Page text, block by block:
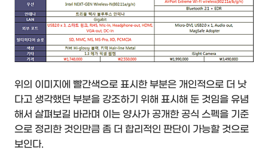
위의 이미지에 빨간색으로 표시한 부분은 개인적으로 더 낫
다고 생각했던 부분을 강조하기 위해 표시해 둔 것임을 유념
해서 살펴보길 바라며 이는 양사가 공개한 공식 스펙을 기준
으로 정리한 것인만큼 좀 더 합리적인 판단이 가능할 것으로
보인다.